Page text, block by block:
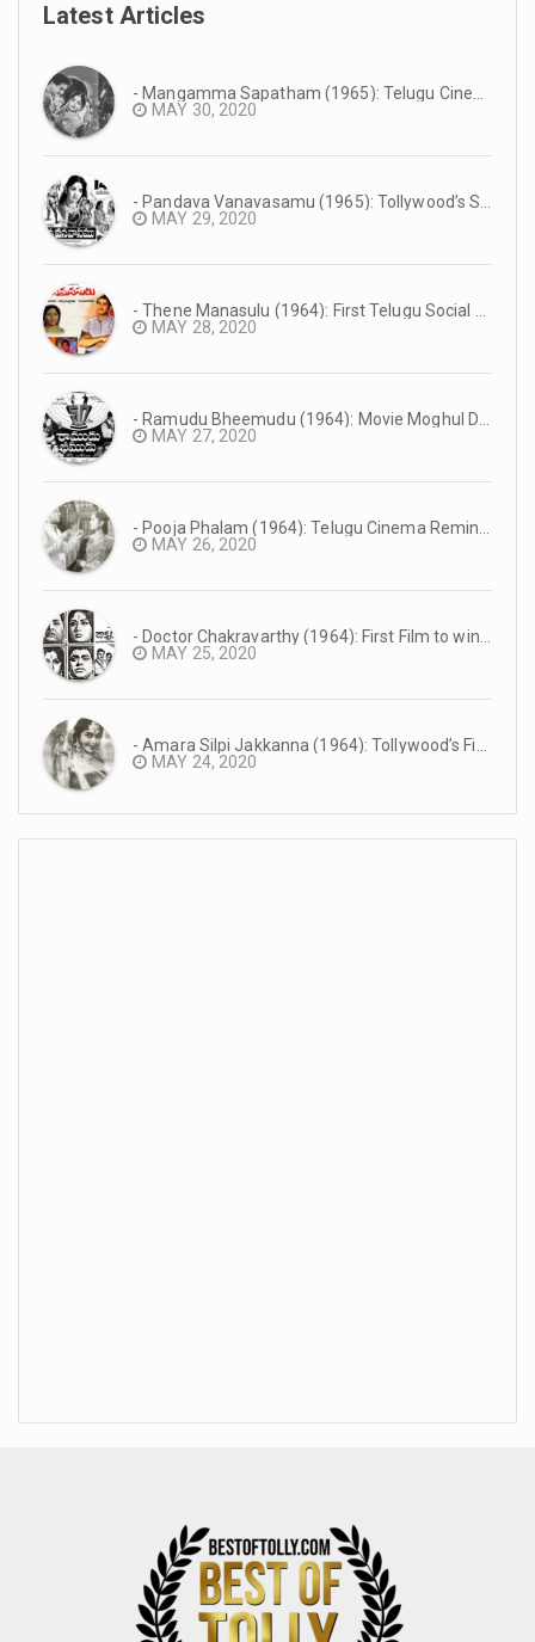
Latest Articles
MAY 30, 2020
MAY 29, 2020
MAY 28, 2020
MAY 27, 2020
MAY 26, 2020
MAY 25, 2020
MAY 24, 2020